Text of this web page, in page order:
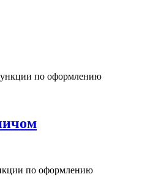
по оформлению
по оформлению